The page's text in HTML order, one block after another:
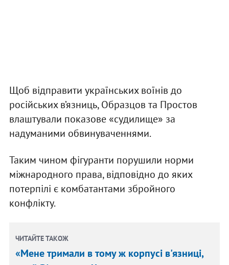
Щоб відправити українських воїнів до
російських в’язниць, Образцов та Простов
влаштували показове «судилище» за
надуманими обвинуваченнями.
Таким чином фігуранти порушили норми
міжнародного права, відповідно до яких
потерпілі є комбатантами збройного
конфлікту.
ЧИТАЙТЕ ТАКОЖ
«Мене тримали в тому ж корпусі в'язниці,